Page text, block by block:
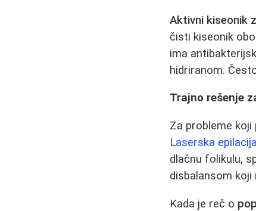
Aktivni kiseonik
čisti kiseonik
ima
hidriranom.
Trajno rešenje
Za probleme
Laserska epilacija
dlačnu folikulu,
disbalansom
Kada je reč o